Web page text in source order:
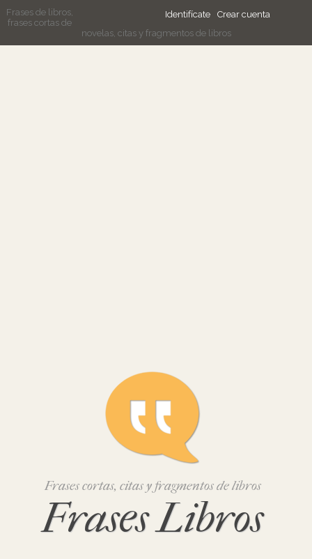
Identifícate Crear cuenta
Frases de libros,
frases cortas de
novelas, citas y fragmentos de libros
Frases cortas, citas y fragmentos de libros
Frases Libros